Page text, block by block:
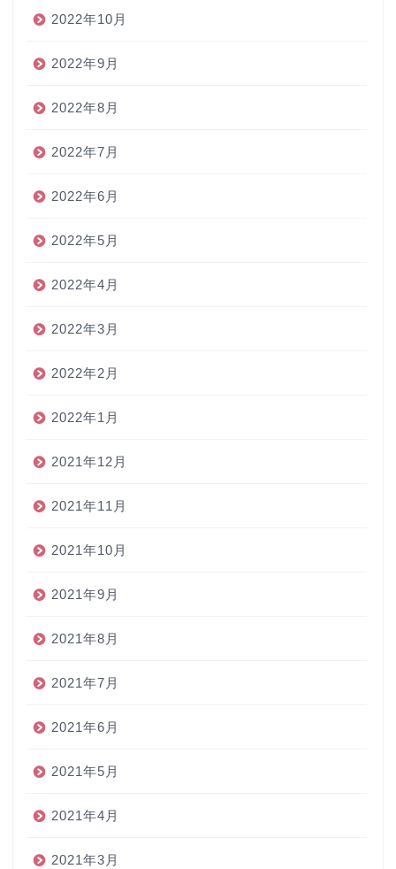
2022年10月
2022年9月
2022年8月
2022年7月
2022年6月
2022年5月
2022年4月
2022年3月
2022年2月
2022年1月
2021年12月
2021年11月
2021年10月
2021年9月
2021年8月
2021年7月
2021年6月
2021年5月
2021年4月
2021年3月